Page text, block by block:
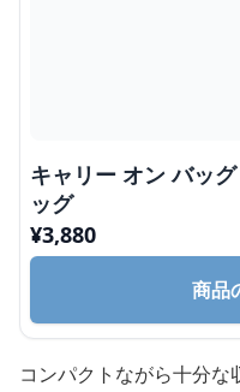
キャリー オン バッ
ッグ
¥3,880
商品
コンパクトながら十分